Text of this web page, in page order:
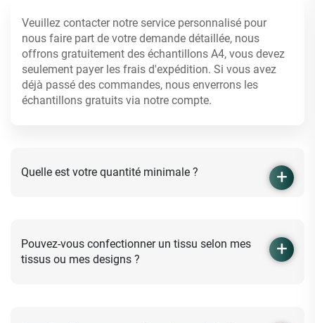
Veuillez contacter notre service personnalisé pour
nous faire part de votre demande détaillée, nous
offrons gratuitement des échantillons A4, vous devez
seulement payer les frais d'expédition. Si vous avez
déjà passé des commandes, nous enverrons les
échantillons gratuits via notre compte.
Quelle est votre quantité minimale ?
Pouvez-vous confectionner un tissu selon mes
tissus ou mes designs ?